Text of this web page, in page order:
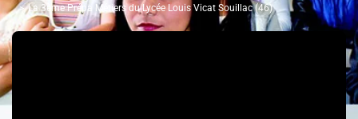
La 3ème Prépa Métiers du Lycée Louis Vicat Souillac (46)